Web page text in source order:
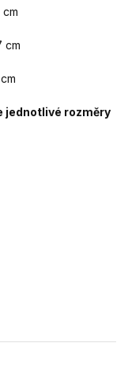
cm
jednotlivé rozměry